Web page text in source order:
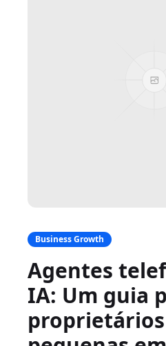
Business Growth
Agentes
IA: Um guia